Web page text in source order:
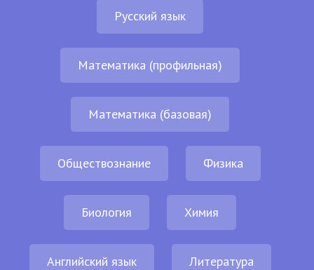
Русский язык
Математика (профильная)
Математика (базовая)
Обществознание Физика
Биология Химия
Английский язык Литература